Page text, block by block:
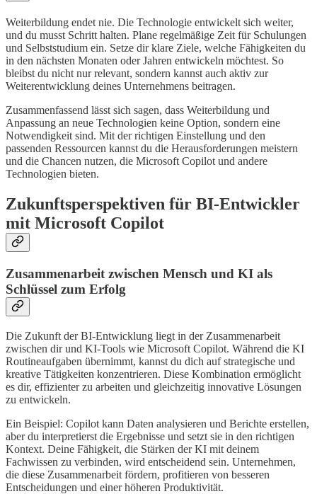
Weiterbildung endet nie. Die Technologie entwickelt sich weiter,
und du musst Schritt halten. Plane regelmäßige Zeit für Schulungen
und Selbststudium ein. Setze dir klare Ziele, welche Fähigkeiten du
in den nächsten Monaten oder Jahren entwickeln möchtest. So
bleibst du nicht nur relevant, sondern kannst auch aktiv zur
Weiterentwicklung deines Unternehmens beitragen.
Zusammenfassend lässt sich sagen, dass Weiterbildung und
Anpassung an neue Technologien keine Option, sondern eine
Notwendigkeit sind. Mit der richtigen Einstellung und den
passenden Ressourcen kannst du die Herausforderungen meistern
und die Chancen nutzen, die Microsoft Copilot und andere
Technologien bieten.
Zukunftsperspektiven für BI-Entwickler
mit Microsoft Copilot
Zusammenarbeit zwischen Mensch und KI als
Schlüssel zum Erfolg
Die Zukunft der BI-Entwicklung liegt in der Zusammenarbeit
zwischen dir und KI-Tools wie Microsoft Copilot. Während die KI
Routineaufgaben übernimmt, kannst du dich auf strategische und
kreative Tätigkeiten konzentrieren. Diese Kombination ermöglicht
es dir, effizienter zu arbeiten und gleichzeitig innovative Lösungen
zu entwickeln.
Ein Beispiel: Copilot kann Daten analysieren und Berichte erstellen,
aber du interpretierst die Ergebnisse und setzt sie in den richtigen
Kontext. Deine Fähigkeit, die Stärken der KI mit deinem
Fachwissen zu verbinden, wird entscheidend sein. Unternehmen,
die diese Zusammenarbeit fördern, profitieren von besseren
Entscheidungen und einer höheren Produktivität.